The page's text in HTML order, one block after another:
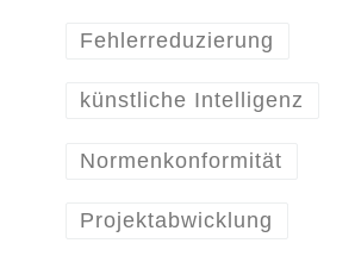
Fehlerreduzierung
künstliche Intelligenz
Normenkonformität
Projektabwicklung